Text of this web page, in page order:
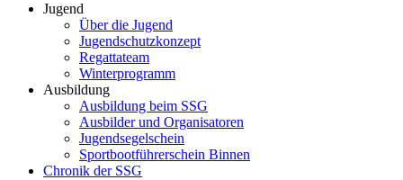
Jugend
Über die Jugend
Jugendschutzkonzept
Regattateam
Winterprogramm
Ausbildung
Ausbildung beim SSG
Ausbilder und Organisatoren
Jugendsegelschein
Sportbootführerschein Binnen
Chronik der SSG